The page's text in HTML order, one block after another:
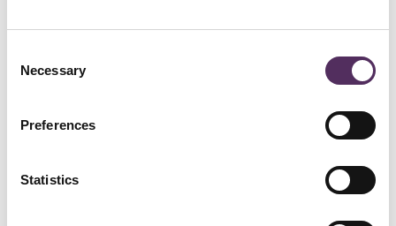
Selection
Necessary
Preferences
Statistics
gelaagdheid in materiaal, de aandacht voor ambacht en een
Elk project ontstaat vanuit één heldere ontwerpvisie, waarin
hospitality: de signatuur blijft consequent en tijdloos.